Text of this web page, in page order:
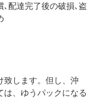
､配達完了後の破損､盗
致します。但し、沖
、ゆうパックになる